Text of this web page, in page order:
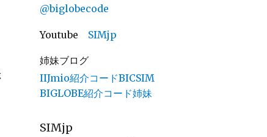
@biglobecode
Youtube SIMjp
姉妹ブログ
IIJmio紹介コードBICSIM
BIGLOBE紹介コード姉妹
SIMjp